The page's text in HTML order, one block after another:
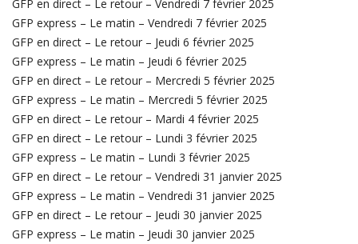
GFP en direct – Le retour – Vendredi 7 février 2025
GFP express – Le matin – Vendredi 7 février 2025
GFP en direct – Le retour – Jeudi 6 février 2025
GFP express – Le matin – Jeudi 6 février 2025
GFP en direct – Le retour – Mercredi 5 février 2025
GFP express – Le matin – Mercredi 5 février 2025
GFP en direct – Le retour – Mardi 4 février 2025
GFP en direct – Le retour – Lundi 3 février 2025
GFP express – Le matin – Lundi 3 février 2025
GFP en direct – Le retour – Vendredi 31 janvier 2025
GFP express – Le matin – Vendredi 31 janvier 2025
GFP en direct – Le retour – Jeudi 30 janvier 2025
GFP express – Le matin – Jeudi 30 janvier 2025